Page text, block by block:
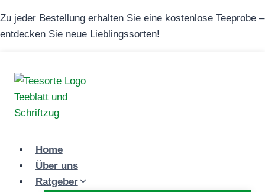
Inhalt
springen
Zu jeder Bestellung erhalten Sie eine kostenlose Teeprobe –
entdecken Sie neue Lieblingssorten!
Home
Über uns
Ratgeber